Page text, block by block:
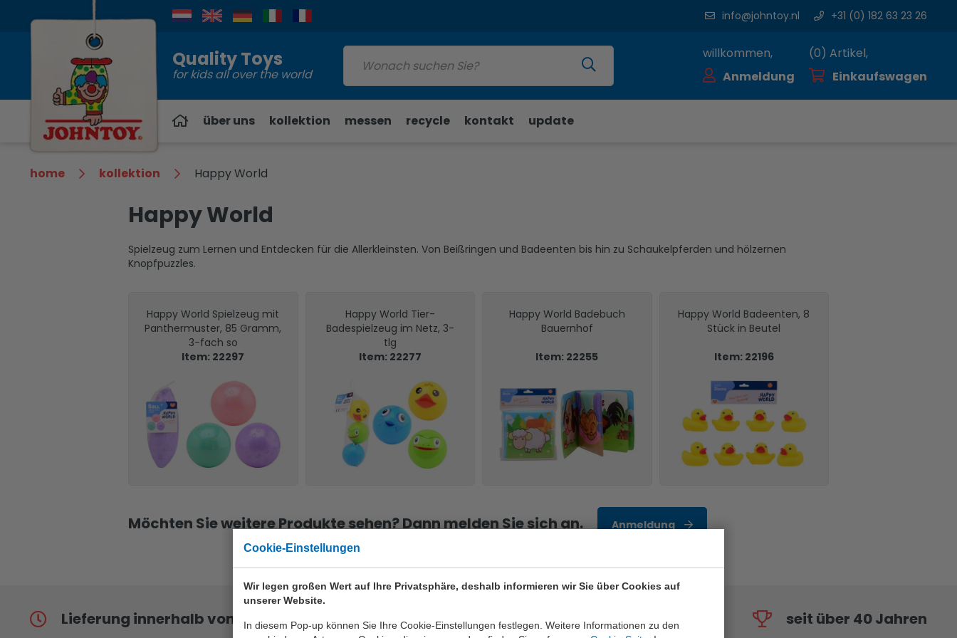
Cookie-Einstellungen
Wir legen großen Wert auf Ihre Privatsphäre, deshalb informieren wir Sie über Cookies auf
unserer Website.
In diesem Pop-up können Sie Ihre Cookie-Einstellungen festlegen. Weitere Informationen zu den
Kontakt
info@johntoy.nl +31 (0) 182 63 23 26
Quality Toys
for kids all over the world
willkommen,
Anmeldung
(0) Artikel,
Einkaufswagen
über uns kollektion messen recycle kontakt update
home kollektion Happy World
Happy World
Spielzeug zum Lernen und Entdecken für die Allerkleinsten. Von Beißringen und Badeenten bis hin zu Schaukelpferden und hölzernen
Knopfpuzzles.
Happy World Spielzeug mit
Panthermuster, 85 Gramm,
3-fach so
Item: 22297
Happy World Tier-
Badespielzeug im Netz, 3-
tlg
Item: 22277
Happy World Badebuch
Bauernhof
Item: 22255
Happy World Badeenten, 8
Stück in Beutel
Item: 22196
Möchten Sie weitere Produkte sehen? Dann melden Sie sich an. Anmeldung
Lieferung innerhalb von 24
nur die beste Qualität seit über 40 Jahren